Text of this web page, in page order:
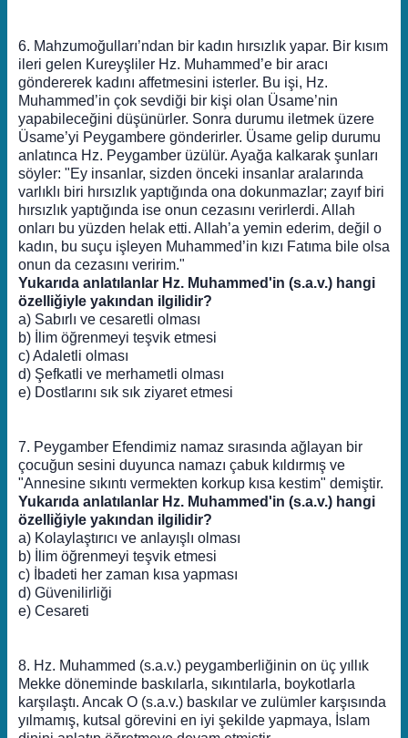
6. Mahzumoğulları’ndan bir kadın hırsızlık yapar. Bir kısım
ileri gelen Kureyşliler Hz. Muhammed’e bir aracı
göndererek kadını affetmesini isterler. Bu işi, Hz.
Muhammed’in çok sevdiği bir kişi olan Üsame’nin
yapabileceğini düşünürler. Sonra durumu iletmek üzere
Üsame’yi Peygambere gönderirler. Üsame gelip durumu
anlatınca Hz. Peygamber üzülür. Ayağa kalkarak şunları
söyler: "Ey insanlar, sizden önceki insanlar aralarında
varlıklı biri hırsızlık yaptığında ona dokunmazlar; zayıf biri
hırsızlık yaptığında ise onun cezasını verirlerdi. Allah
onları bu yüzden helak etti. Allah’a yemin ederim, değil o
kadın, bu suçu işleyen Muhammed’in kızı Fatıma bile olsa
onun da cezasını veririm."
Yukarıda anlatılanlar Hz. Muhammed'in (s.a.v.) hangi
özelliğiyle yakından ilgilidir?
a) Sabırlı ve cesaretli olması
b) İlim öğrenmeyi teşvik etmesi
c) Adaletli olması
d) Şefkatli ve merhametli olması
e) Dostlarını sık sık ziyaret etmesi
7. Peygamber Efendimiz namaz sırasında ağlayan bir
çocuğun sesini duyunca namazı çabuk kıldırmış ve
"Annesine sıkıntı vermekten korkup kısa kestim" demiştir.
Yukarıda anlatılanlar Hz. Muhammed'in (s.a.v.) hangi
özelliğiyle yakından ilgilidir?
a) Kolaylaştırıcı ve anlayışlı olması
b) İlim öğrenmeyi teşvik etmesi
c) İbadeti her zaman kısa yapması
d) Güvenilirliği
e) Cesareti
8. Hz. Muhammed (s.a.v.) peygamberliğinin on üç yıllık
Mekke döneminde baskılarla, sıkıntılarla, boykotlarla
karşılaştı. Ancak O (s.a.v.) baskılar ve zulümler karşısında
yılmamış, kutsal görevini en iyi şekilde yapmaya, İslam